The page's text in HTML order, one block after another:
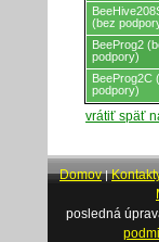
(bez
BeeProg2
podpory)
BeeProg2C
podpory)
vrátiť späť
Domov|
posledná